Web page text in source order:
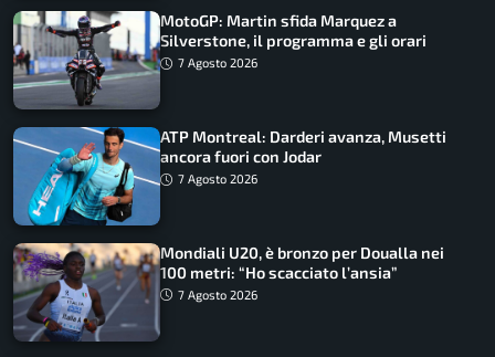
MotoGP: Martin sfida Marquez a
Silverstone, il programma e gli orari
7 Agosto 2026
ATP Montreal: Darderi avanza, Musetti
ancora fuori con Jodar
7 Agosto 2026
Mondiali U20, è bronzo per Doualla nei
100 metri: “Ho scacciato l’ansia”
7 Agosto 2026